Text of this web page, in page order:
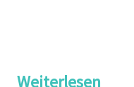
Weiterlesen